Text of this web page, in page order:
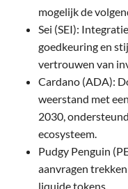
mogelijk de
Sei (SEI):
goedkeuring en
vertrouwen van
Cardano (ADA):
weerstand met
2030,
ecosysteem.
Pudgy Penguin
aanvragen
liquide tokens.